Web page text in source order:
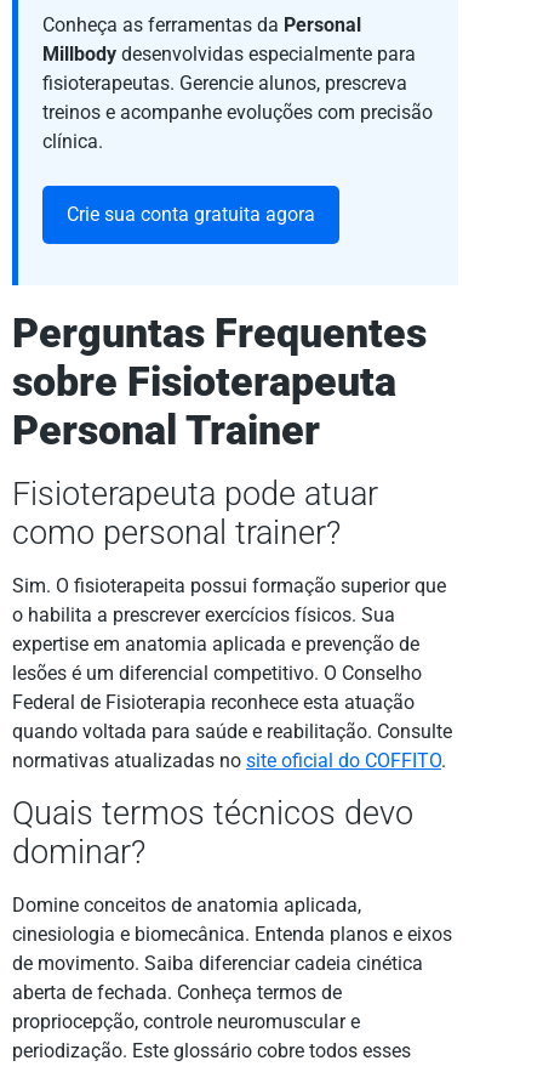
Conheça as ferramentas da Personal
Millbody desenvolvidas especialmente para
fisioterapeutas. Gerencie alunos, prescreva
treinos e acompanhe evoluções com precisão
clínica.
Crie sua conta gratuita agora
Perguntas Frequentes
sobre Fisioterapeuta
Personal Trainer
Fisioterapeuta pode atuar
como personal trainer?
Sim. O fisioterapeita possui formação superior que
o habilita a prescrever exercícios físicos. Sua
expertise em anatomia aplicada e prevenção de
lesões é um diferencial competitivo. O Conselho
Federal de Fisioterapia reconhece esta atuação
quando voltada para saúde e reabilitação. Consulte
normativas atualizadas no site oficial do COFFITO.
Quais termos técnicos devo
dominar?
Domine conceitos de anatomia aplicada,
cinesiologia e biomecânica. Entenda planos e eixos
de movimento. Saiba diferenciar cadeia cinética
aberta de fechada. Conheça termos de
propriocepção, controle neuromuscular e
periodização. Este glossário cobre todos esses